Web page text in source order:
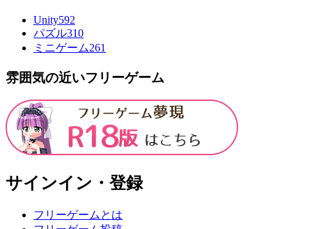
Unity592
パズル310
ミニゲーム261
雰囲気の近いフリーゲーム
サインイン・登録
フリーゲームとは